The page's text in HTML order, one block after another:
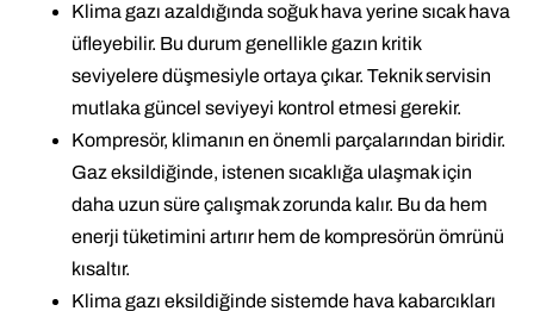
Klima gazı azaldığında soğuk hava yerine sıcak hava
üfleyebilir. Bu durum genellikle gazın kritik
seviyelere düşmesiyle ortaya çıkar. Teknik servisin
mutlaka güncel seviyeyi kontrol etmesi gerekir.
Kompresör, klimanın en önemli parçalarından biridir.
Gaz eksildiğinde, istenen sıcaklığa ulaşmak için
daha uzun süre çalışmak zorunda kalır. Bu da hem
enerji tüketimini artırır hem de kompresörün ömrünü
kısaltır.
Klima gazı eksildiğinde sistemde hava kabarcıkları